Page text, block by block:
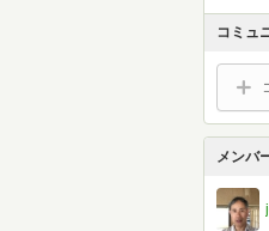
コミュ
メンバ